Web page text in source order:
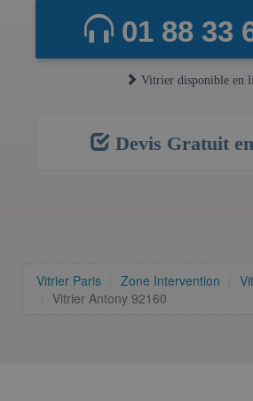
01 88 33
Vitrier disponible en
Devis Gratuit
Vitrier Paris Zone Intervention
Vitrier Antony 92160